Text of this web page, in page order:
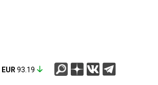
EUR 93.19